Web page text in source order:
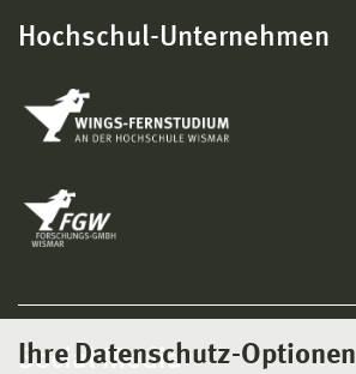
Ihre Datenschutz-Optionen
Hochschul-Unternehmen
Social Media